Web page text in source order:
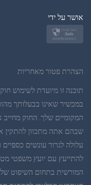
תאית
סינית פשוטה
דנית
הינדי
אושר על ידי
הצהרת פטור מאחריות
תוכנה זו מיועדת לשימוש
במכשיר שאינו בבעלותך
המקומיים שלך. החוק מחייב
שבהם אתה מתכוון להתקין
עלולה לגרור עונשים
להתייעץ עם יועץ משפטי
המורשית בתחום השיפוט